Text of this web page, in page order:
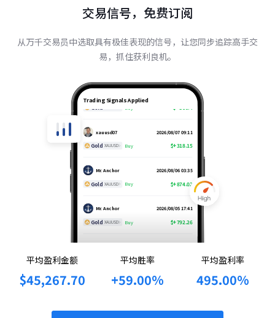
交易信号，免费订阅
从万千交易员中选取具有极佳表现的信号，让您同步追踪高手交
易，抓住获利良机。
Trading Signals Applied
Hyrule Assassin 65 2026/08/07 17:23
Gold XAUUSD Buy
Gold $+318.15
Gold $+874.02
Mr. Anchor 2026/08/05 17:41
Gold $+792.26
Hyrule Assassin 65 2026/08/05 06:00
Sell
xauusd07 2026/08/05 05:35
平均盈利金额
$45,267.70
平均胜率
+59.00%
平均盈利率
495.00%